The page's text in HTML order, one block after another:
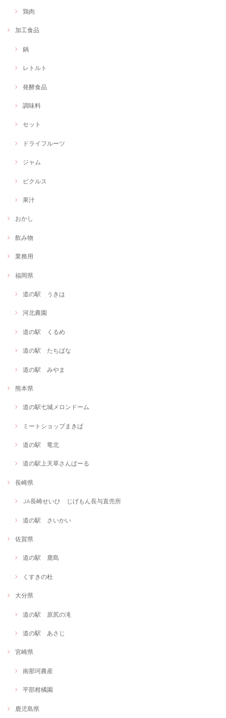
鶏肉
加工食品
鍋
レトルト
発酵食品
調味料
セット
ドライフルーツ
ジャム
ピクルス
果汁
おかし
飲み物
業務用
福岡県
道の駅 うきは
河北農園
道の駅 くるめ
道の駅 たちばな
道の駅 みやま
熊本県
道の駅七城メロンドーム
ミートショップまきば
道の駅 竜北
道の駅上天草さんぱーる
長崎県
JA長崎せいひ じげもん長与直売所
道の駅 さいかい
佐賀県
道の駅 鹿島
くすきの杜
大分県
道の駅 原尻の滝
道の駅 あさじ
宮崎県
南那珂農産
平部柑橘園
鹿児島県